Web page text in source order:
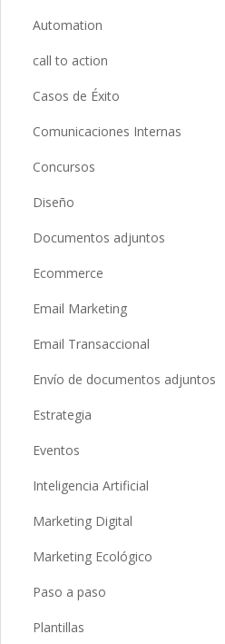
Automation
call to action
Casos de Éxito
Comunicaciones Internas
Concursos
Diseño
Documentos adjuntos
Ecommerce
Email Marketing
Email Transaccional
Envío de documentos adjuntos
Estrategia
Eventos
Inteligencia Artificial
Marketing Digital
Marketing Ecológico
Paso a paso
Plantillas